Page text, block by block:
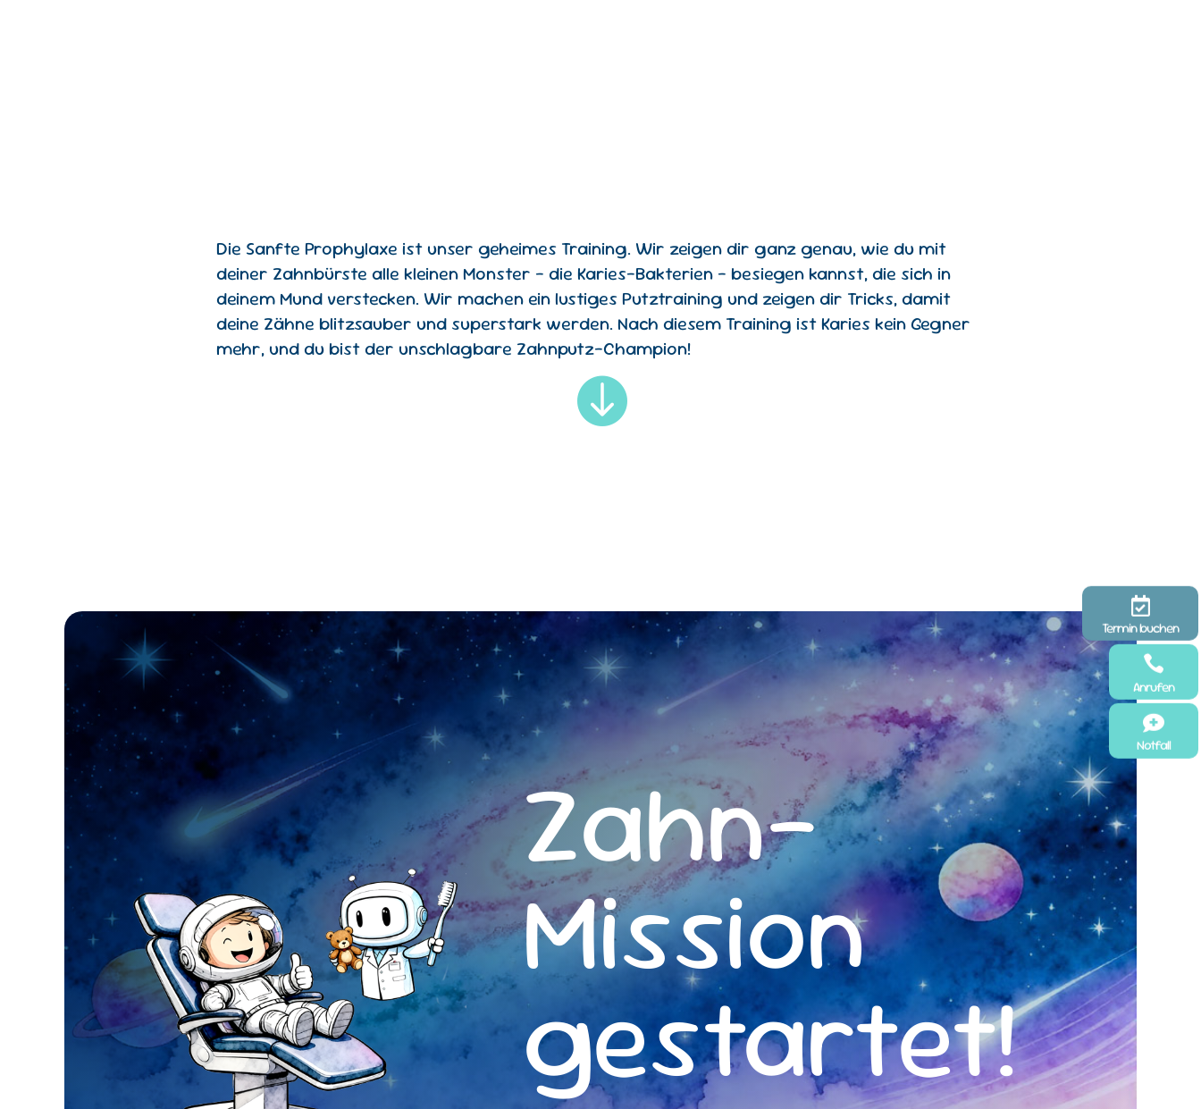
Die Sanfte Prophylaxe ist unser geheimes Training. Wir zeigen dir ganz genau, wie du mit
deiner Zahnbürste alle kleinen Monster – die Karies-Bakterien – besiegen kannst, die sich in
deinem Mund verstecken. Wir machen ein lustiges Putztraining und zeigen dir Tricks, damit
deine Zähne blitzsauber und superstark werden. Nach diesem Training ist Karies kein Gegner
mehr, und du bist der unschlagbare Zahnputz-Champion!

Zahn-
Mission
gestartet!

Termin buchen

Anrufen

Notfall